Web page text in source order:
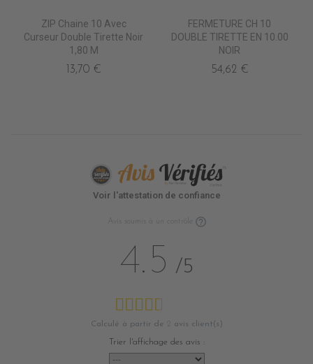
ZIP Chaine 10 Avec
Curseur Double Tirette Noir
1,80 M
13,70 €
FERMETURE CH 10
DOUBLE TIRETTE EN 10.00
NOIR
54,62 €
Voir l'attestation de confiance
Avis soumis à un contrôle
4.5 /5
Calculé à partir de 2 avis client(s)
Trier l'affichage des avis :